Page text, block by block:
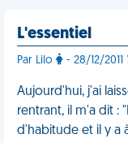
L'essentiel
Par Lilo - 28/12/2011
Aujourd'hui, j'ai
rentrant, il m'a dit :
d'habitude et il y a